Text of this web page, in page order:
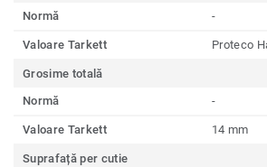
Normă
-
Valoare Tarkett Proteco
Grosime totală
Normă
-
Valoare Tarkett 14 mm
Suprafață per cutie